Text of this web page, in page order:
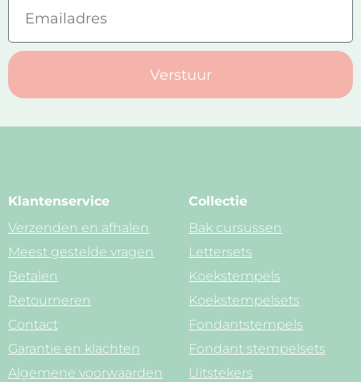
Verstuur
Klantenservice
Verzenden en afhalen
Meest gestelde vragen
Betalen
Retourneren
Contact
Garantie en klachten
Algemene voorwaarden
Collectie
Bak cursussen
Lettersets
Koekstempels
Koekstempelsets
Fondantstempels
Fondant stempelsets
Uitstekers